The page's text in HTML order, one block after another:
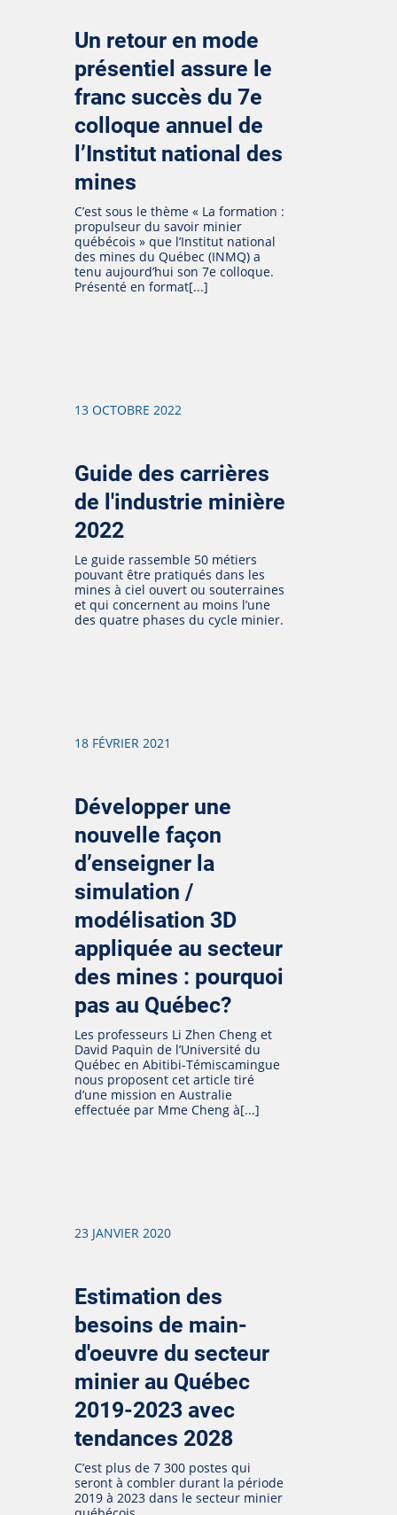
Un retour en mode
présentiel assure le
franc succès du 7e
colloque annuel de
l’Institut national des
mines
C’est sous le thème « La formation :
propulseur du savoir minier
québécois » que l’Institut national
des mines du Québec (INMQ) a
tenu aujourd’hui son 7e colloque.
Présenté en format[...]
13 OCTOBRE 2022
Guide des carrières
de l'industrie minière
2022
Le guide rassemble 50 métiers
pouvant être pratiqués dans les
mines à ciel ouvert ou souterraines
et qui concernent au moins l’une
des quatre phases du cycle minier.
18 FÉVRIER 2021
Développer une
nouvelle façon
d’enseigner la
simulation /
modélisation 3D
appliquée au secteur
des mines : pourquoi
pas au Québec?
Les professeurs Li Zhen Cheng et
David Paquin de l’Université du
Québec en Abitibi-Témiscamingue
nous proposent cet article tiré
d’une mission en Australie
effectuée par Mme Cheng à[...]
23 JANVIER 2020
Estimation des
besoins de main-
d'oeuvre du secteur
minier au Québec
2019-2023 avec
tendances 2028
C’est plus de 7 300 postes qui
seront à combler durant la période
2019 à 2023 dans le secteur minier